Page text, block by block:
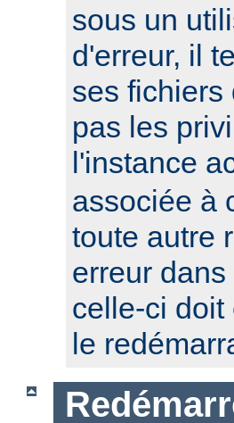
sous un
d'erreur, il
ses fichiers
pas les
l'instance
associée à
toute autre
erreur
celle-ci doit
le